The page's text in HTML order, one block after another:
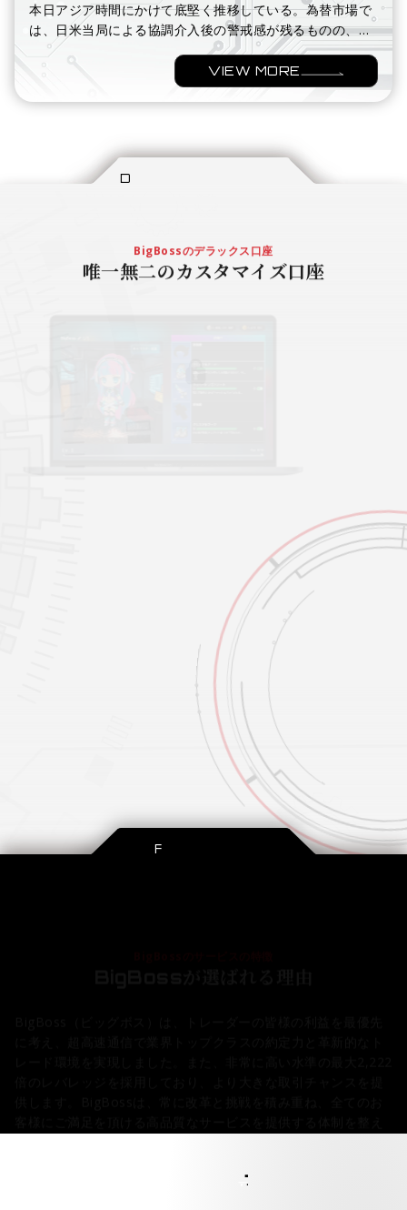
本日アジア時間にかけて底堅く推移している。為替市場で
は、日米当局による協調介入後の警戒感が残るものの、ド
ル円は前日に0.4%上昇し、本日アジア時間には158円台半
ばまで戻している。全体としては、株式市場では一服感が
出る一方、原油高と米雇用統計を前にした米金利見通しが
ドル円の下支えとなるNY市場だったといえそうだ。
VIEW MORE
DELUXE ACCOUNT
BigBossのデラックス口座
唯一無二のカスタマイズ口座
BigBoss（ビッグボス）のデラックス口座は、アイテムと
呼ばれるオプションを購入することで口座のスペックを強
化できるカスタマイズ口座です。ご自身のトレードスタイ
ルに合わせてアイテムを使用することで、唯一無二のカス
タマイズ口座を自分の手で作りあげることができます。ア
イテムの中には、レバレッジを最大2,222倍に上げるもの
や、証拠金維持率を0％に引き下げるものなどもあり、よ
り有利な環境でのお取引が可能になります。更に、デラッ
クス口座は口座単位のゼロカットシステムを採用している
ため他口座への補填がなく、快適なトレードをお楽しみ頂
けます。100％入金ボーナスにも対応している魅力満載の
デラックス口座で新時代のトレードをお楽しみください。
FEATURES